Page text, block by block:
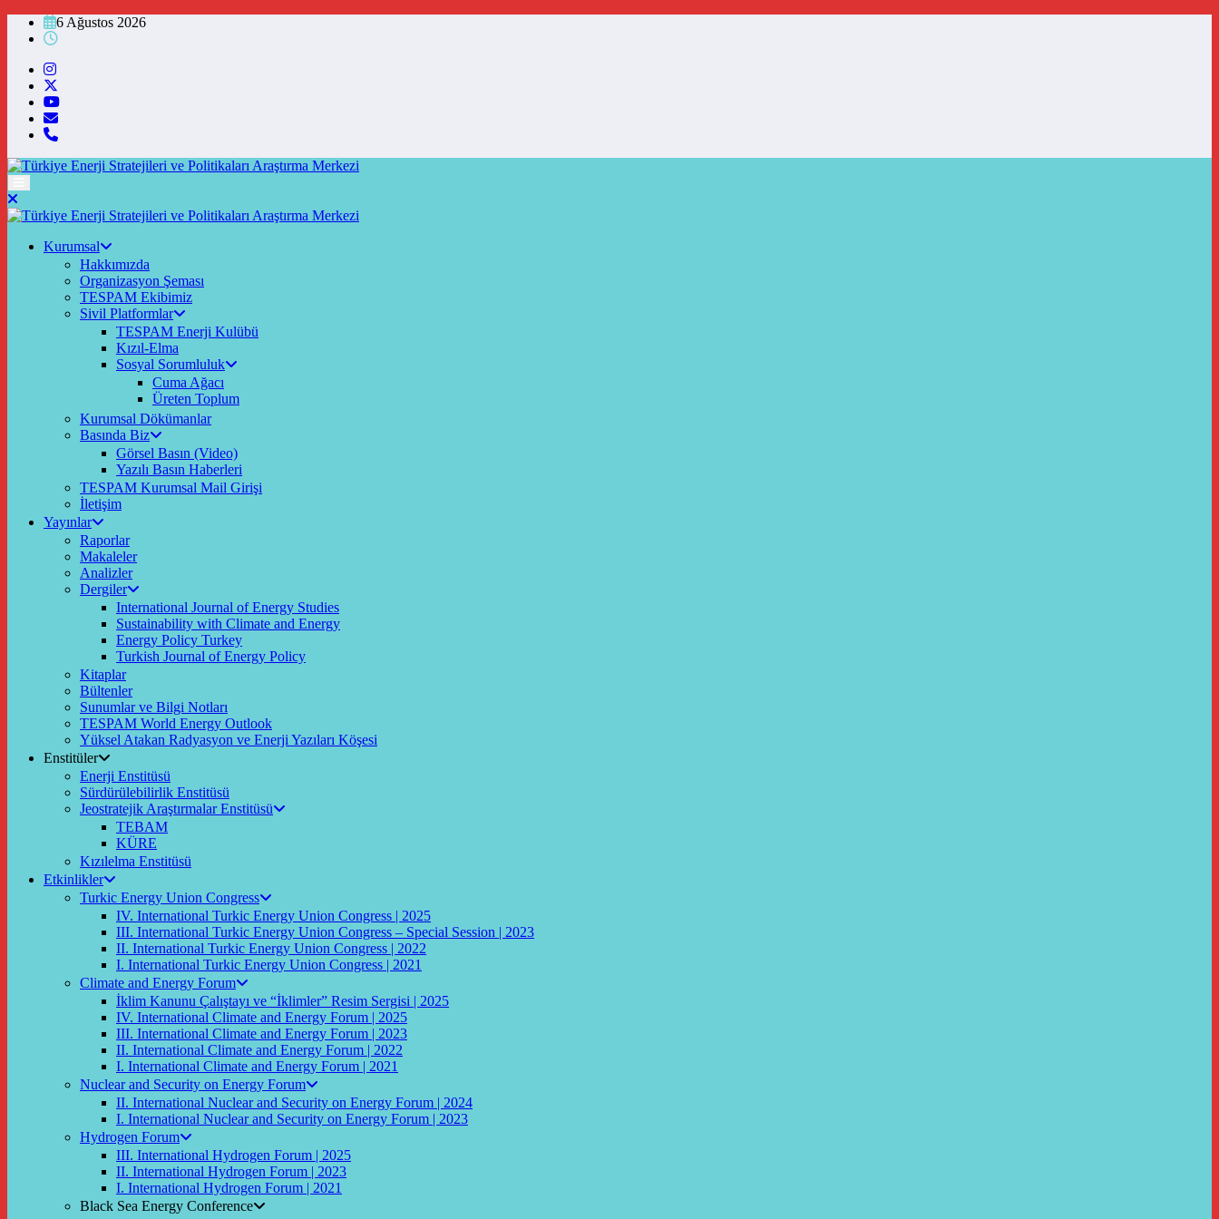
İçeriğe
6 Ağustos 2026
Kurumsal
Hakkımızda
Organizasyon Şeması
TESPAM Ekibimiz
Sivil Platformlar
TESPAM Enerji Kulübü
Kızıl-Elma
Sosyal Sorumluluk
Cuma Ağacı
Üreten Toplum
Kurumsal Dökümanlar
Basında Biz
Görsel Basın (Video)
Yazılı Basın Haberleri
TESPAM Kurumsal Mail Girişi
İletişim
Yayınlar
Raporlar
Makaleler
Analizler
Dergiler
International Journal of Energy Studies
Sustainability with Climate and Energy
Energy Policy Turkey
Turkish Journal of Energy Policy
Kitaplar
Bültenler
Sunumlar ve Bilgi Notları
TESPAM World Energy Outlook
Yüksel Atakan Radyasyon ve Enerji Yazıları Köşesi
Enstitüler
Enerji Enstitüsü
Sürdürülebilirlik Enstitüsü
Jeostratejik Araştırmalar Enstitüsü
TEBAM
KÜRE
Kızılelma Enstitüsü
Etkinlikler
Turkic Energy Union Congress
IV. International Turkic Energy Union Congress | 2025
III. International Turkic Energy Union Congress – Special Session | 2023
II. International Turkic Energy Union Congress | 2022
I. International Turkic Energy Union Congress | 2021
Climate and Energy Forum
İklim Kanunu Çalıştayı ve “İklimler” Resim Sergisi | 2025
IV. International Climate and Energy Forum | 2025
III. International Climate and Energy Forum | 2023
II. International Climate and Energy Forum | 2022
I. International Climate and Energy Forum | 2021
Nuclear and Security on Energy Forum
II. International Nuclear and Security on Energy Forum | 2024
I. International Nuclear and Security on Energy Forum | 2023
Hydrogen Forum
III. International Hydrogen Forum | 2025
II. International Hydrogen Forum | 2023
I. International Hydrogen Forum | 2021
Black Sea Energy Conference